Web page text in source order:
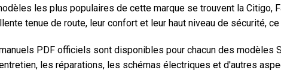
les plus populaires de cette marque se trouvent la Citigo,
tenue de route, leur confort et leur haut niveau de sécurité,
PDF officiels sont disponibles pour chacun des
les réparations, les schémas électriques et d'autres